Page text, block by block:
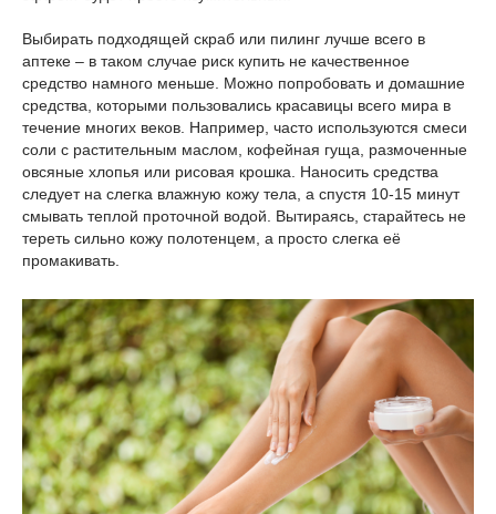
Выбирать подходящей скраб или пилинг лучше всего в
аптеке – в таком случае риск купить не качественное
средство намного меньше. Можно попробовать и домашние
средства, которыми пользовались красавицы всего мира в
течение многих веков. Например, часто используются смеси
соли с растительным маслом, кофейная гуща, размоченные
овсяные хлопья или рисовая крошка. Наносить средства
следует на слегка влажную кожу тела, а спустя 10-15 минут
смывать теплой проточной водой. Вытираясь, старайтесь не
тереть сильно кожу полотенцем, а просто слегка её
промакивать.